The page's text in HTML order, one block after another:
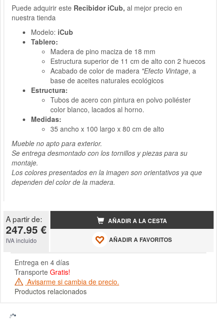
Puede adquirir este Recibidor iCub, al mejor precio en
nuestra tienda
Modelo: iCub
Tablero:
Madera de pino maciza de 18 mm
Estructura superior de 11 cm de alto con 2 huecos
Acabado de color de madera "Efecto Vintage, a
base de aceites naturales ecológicos
Estructura:
Tubos de acero con pintura en polvo poliéster
color blanco, lacados al horno.
Medidas:
35 ancho x 100 largo x 80 cm de alto
Mueble no apto para exterior.
Se entrega desmontado con los tornillos y piezas para su
montaje.
Los colores presentados en la imagen son orientativos ya que
dependen del color de la madera.
A partir de:
247.95 €
IVA incluido
AÑADIR A LA CESTA
AÑADIR A FAVORITOS
Entrega en 4 días
Transporte Gratis!
Avisarme si cambia de precio.
Productos relacionados